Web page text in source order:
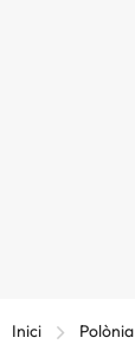
Inici Polònia